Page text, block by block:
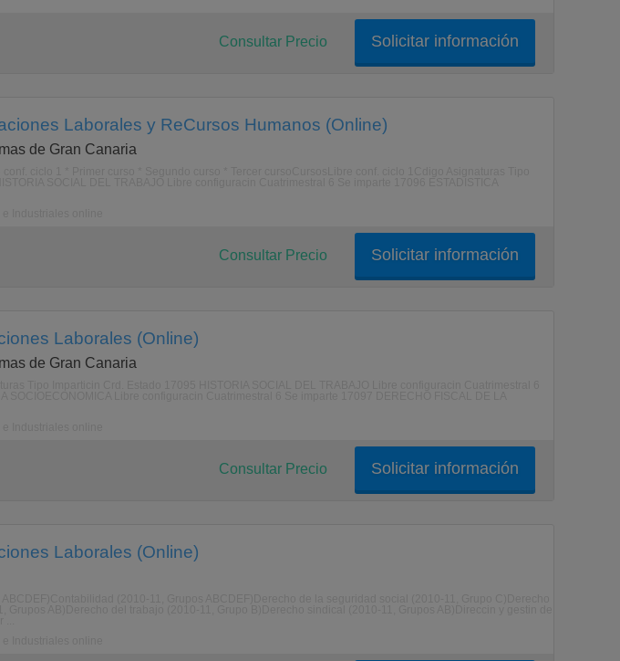
Solicitar información
Consultar Precio
Laborales y ReCursos Humanos (Online)
de Gran Canaria
Solicitar información
Consultar Precio
Laborales (Online)
de Gran Canaria
Solicitar información
Consultar Precio
Laborales (Online)